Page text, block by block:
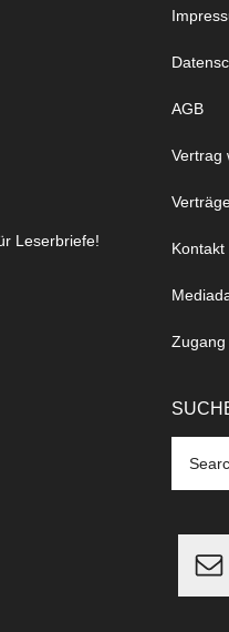
Leserbriefe!
AGB
Vertrag
Kontakt
Zugang
the